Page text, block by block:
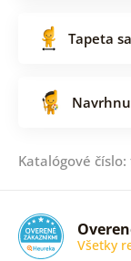
Tapeta
Katalógové
Všetky